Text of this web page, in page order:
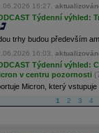
16:27,
Týdenní výhled:
trhy budou především
16:03,
Týdenní výhled:
v centru pozornosti
Micron, který
1 2 3 4